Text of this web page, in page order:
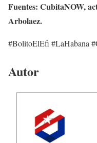
Fuentes: CubitaNOW,
Arbolaez.
#BolitoElEfi #LaHabana
Autor